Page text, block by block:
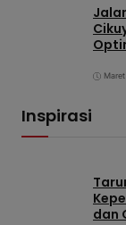
Inspirasi
dan